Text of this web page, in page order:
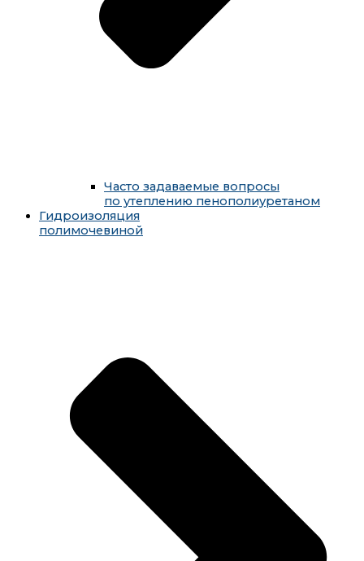
Часто задаваемые вопросы
по утеплению пенополиуретаном
Гидроизоляция
полимочевиной